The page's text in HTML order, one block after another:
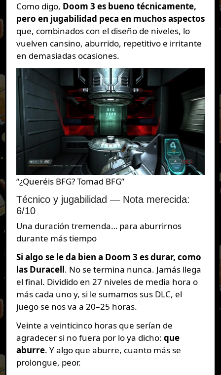
Como digo, Doom 3 es bueno técnicamente,
pero en jugabilidad peca en muchos aspectos
que, combinados con el diseño de niveles, lo
vuelven cansino, aburrido, repetitivo e irritante
en demasiadas ocasiones.
“¿Queréis BFG? Tomad BFG”
Técnico y jugabilidad — Nota merecida:
6/10
Una duración tremenda… para aburrirnos
durante más tiempo
Si algo se le da bien a Doom 3 es durar, como
las Duracell. No se termina nunca. Jamás llega
el final. Dividido en 27 niveles de media hora o
más cada uno y, si le sumamos sus DLC, el
juego se nos va a 20–25 horas.
Veinte a veinticinco horas que serían de
agradecer si no fuera por lo ya dicho: que
aburre. Y algo que aburre, cuanto más se
prolongue, peor.